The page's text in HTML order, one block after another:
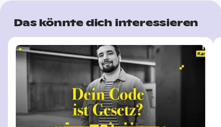
Das könnte dich interessieren